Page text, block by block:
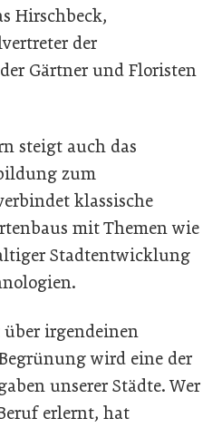
Hirschbeck,
der
Gärtner und Floristen
steigt auch das
zum
klassische
mit Themen wie
Stadtentwicklung
irgendeinen
wird eine der
unserer Städte. Wer
erlernt, hat